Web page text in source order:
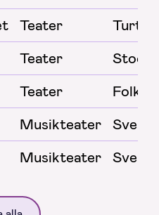
Teater
Teater
Teater
Musikteater
Musikteater